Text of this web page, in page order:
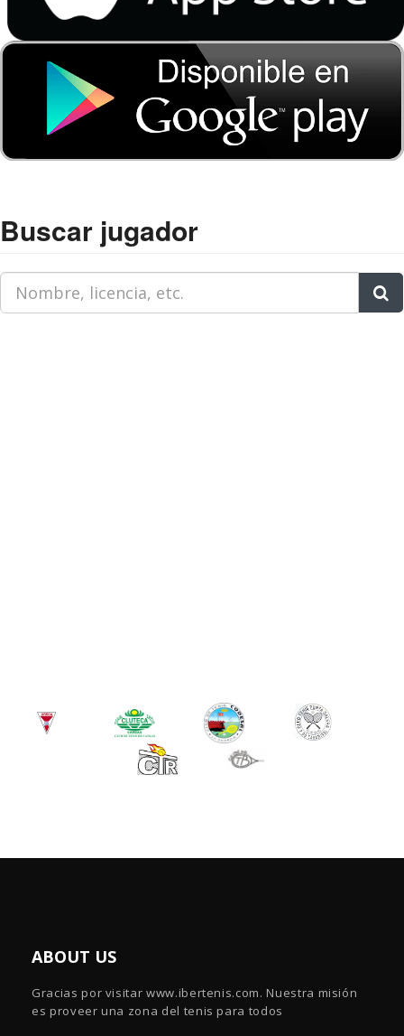
Buscar jugador
ABOUT US
Gracias por visitar www.ibertenis.com. Nuestra misión
es proveer una zona del tenis para todos